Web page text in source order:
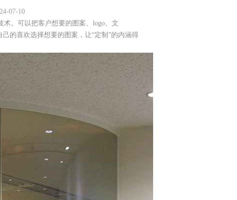
07-10
。可以把客户想要的图案、logo、文
的喜欢选择想要的图案，让“定制”的内涵得